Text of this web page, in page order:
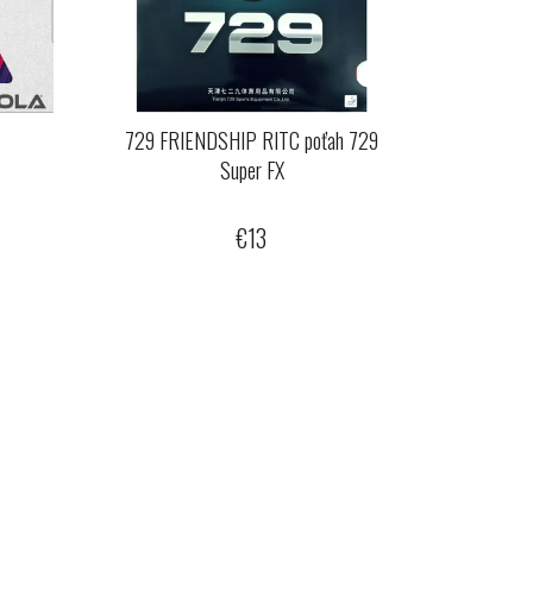
729 FRIENDSHIP RITC poťah 729
Super FX
€13